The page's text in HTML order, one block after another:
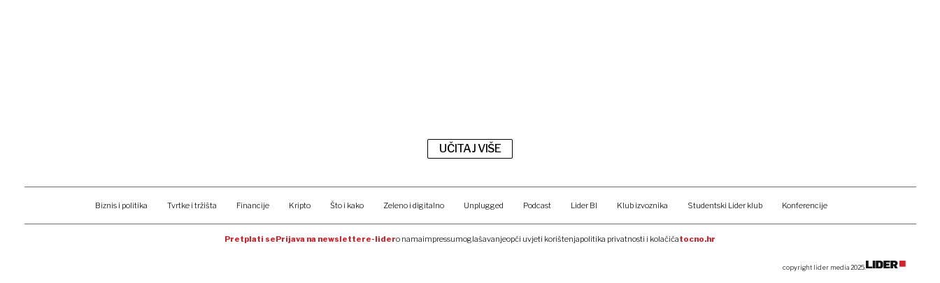
UČITAJ VIŠE
Biznis i politika Tvrtke i tržišta Financije Kripto Što i kako Zeleno i digitalno Unplugged Podcast Lider BI Klub izvoznika Studentski Lider klub Konferencije
Pretplati sePrijava na newslettere-lidero namaimpressumoglašavanjeopći uvjeti korištenjapolitika privatnosti i kolačićatocno.hr
copyright lider media 2025.